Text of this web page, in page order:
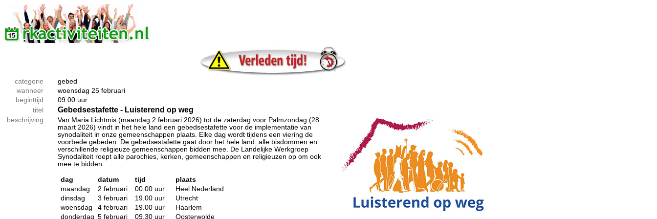
categorie
gebed
wanneer
woensdag 25 februari
beginttijd
09:00 uur
titel
Gebedsestafette - Luisterend op weg
beschrijving
Van Maria Lichtmis (maandag 2 februari 2026) tot de zaterdag voor Palmzondag (28
maart 2026) vindt in het hele land een gebedsestafette voor de implementatie van
synodaliteit in onze gemeenschappen plaats. Elke dag wordt tijdens een viering de
voorbede gebeden. De gebedsestafette gaat door het hele land: alle bisdommen en
verschillende religieuze gemeenschappen bidden mee. De Landelijke Werkgroep
Synodaliteit roept alle parochies, kerken, gemeenschappen en religieuzen op om ook
mee te bidden.
dag datum tijd
plaats
maandag
2 februari 00.00 uur
Heel Nederland
dinsdag
3 februari 19.00 uur
Utrecht
woensdag
4 februari 19.00 uur
Haarlem
donderdag 5 februari 09.30 uur
Oosterwolde